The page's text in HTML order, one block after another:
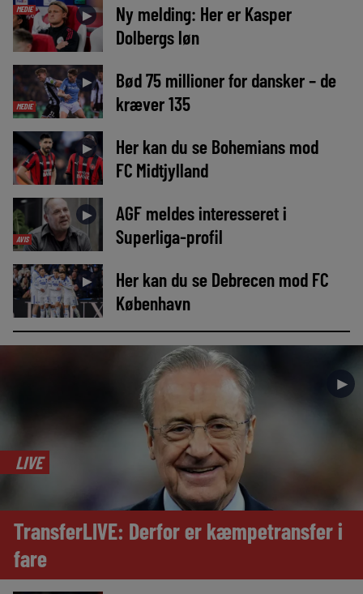
MEDIE ►
Ny melding: Her er Kasper
Dolbergs løn
MEDIE
►
Bød 75 millioner for dansker – de
kræver 135
►
Her kan du se Bohemians mod
FC Midtjylland
AVIS
►
AGF meldes interesseret i
Superliga-profil
►
Her kan du se Debrecen mod FC
København
►
LIVE
TransferLIVE: Derfor er kæmpetransfer i
fare